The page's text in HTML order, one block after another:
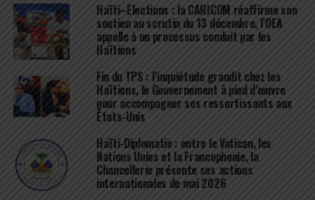
Haïti–Élections : la CARICOM réaffirme son
soutien au scrutin du 13 décembre, l’OEA
appelle à un processus conduit par les
Haïtiens
Fin du TPS : l’inquiétude grandit chez les
Haïtiens, le Gouvernement à pied d’œuvre
pour accompagner ses ressortissants aux
États-Unis
Haïti-Diplomatie : entre le Vatican, les
Nations Unies et la Francophonie, la
Chancellerie présente ses actions
internationales de mai 2026